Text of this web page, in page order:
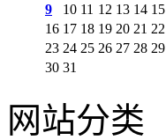
9
10 11 12 13 14 15
16 17 18 19 20 21 22
23 24 25 26 27 28 29
30 31
网站分类